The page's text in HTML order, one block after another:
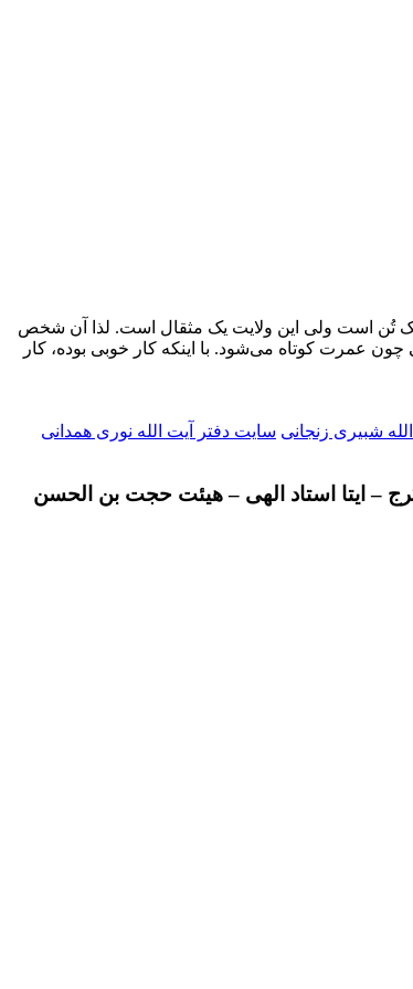
یک تُن است ولی این ولایت یک مثقال است. لذا آن شخص
عمرت کوتاه می‌شود. با اینکه کار خوبی بوده، کار
شبیری زنجانی سایت دفتر آیت الله نوری همدانی
– ایتا استاد الهی – هیئت حجت بن الحسن